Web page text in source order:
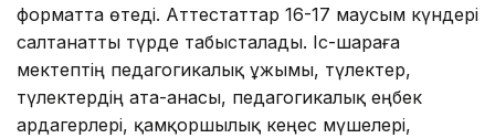
форматта өтеді. Аттестаттар 16-17 маусым күндері
салтанатты түрде табысталады. Іс-шараға
мектептің педагогикалық ұжымы, түлектер,
түлектердің ата-анасы, педагогикалық еңбек
ардагерлері, қамқоршылық кеңес мүшелері,